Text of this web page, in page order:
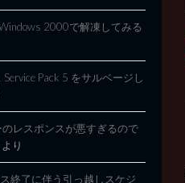
2000で解凍してみる
Pack 5 をサルベージし
レスポンスが悪すぎるので
より
終了に伴う引っ越しスケジ